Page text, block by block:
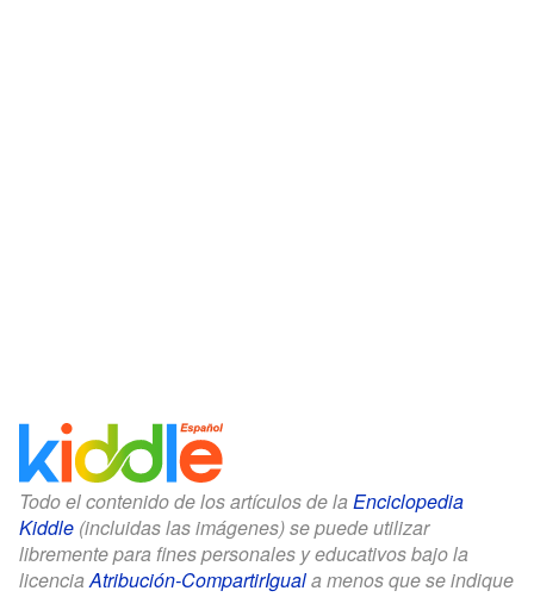
Todo el contenido de los artículos de la Enciclopedia
Kiddle (incluidas las imágenes) se puede utilizar
libremente para fines personales y educativos bajo la
licenciaAtribución-CompartirIguala menos que se indique